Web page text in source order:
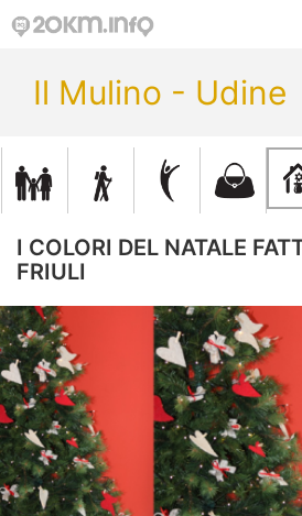
Il Mulino - Udine
I COLORI DEL NATALE
FRIULI